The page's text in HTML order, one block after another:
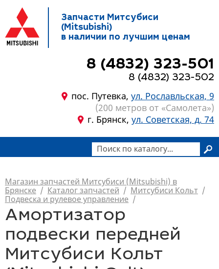
Запчасти Митсубиси
(Mitsubishi)
в наличии по лучшим ценам
8 (4832) 323-501
8 (4832) 323-502
пос. Путевка, ул. Рославльская, 9
(200 метров от «Самолета»)
г. Брянск, ул. Советская, д. 74
Магазин запчастей Митсубиси (Mitsubishi) в
Брянске / Каталог запчастей / Митсубиси Кольт /
Подвеска и рулевое управление /
Амортизатор
подвески передней
Митсубиси Кольт